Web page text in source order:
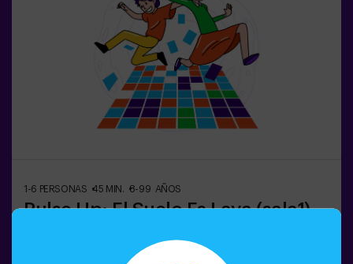
team building❗Los jugadores menores de 14 años o igual
deberán entrar acompañados por al menos de un adulto.
Existe la opción de que un monitor les acompañe en la
aventura, consúltanos las condiciones.❗Este juego no es
recomendable para personas con miedo a la oscuridad.
1-6 PERSONAS 45 MIN. 8-99 AÑOS
Pulse Up: El Suelo Es Lava (sala1)
¿Recuerdas el juego El Suelo es Lava? 🌋 Pulse Up te
lleva de vuelta a esa emocionante experiencia, pero